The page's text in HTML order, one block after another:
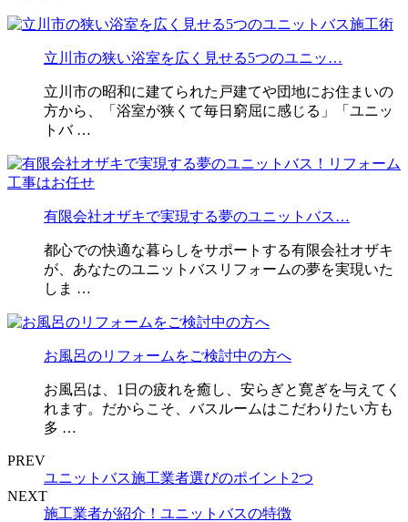
立川市の狭い浴室を広く見せる5つのユニッ…
立川市の昭和に建てられた戸建てや団地にお住まいの
方から、「浴室が狭くて毎日窮屈に感じる」「ユニッ
トバ …
有限会社オザキで実現する夢のユニットバス…
都心での快適な暮らしをサポートする有限会社オザキ
が、あなたのユニットバスリフォームの夢を実現いた
しま …
お風呂のリフォームをご検討中の方へ
お風呂は、1日の疲れを癒し、安らぎと寛ぎを与えてく
れます。だからこそ、バスルームはこだわりたい方も
多 …
PREV
ユニットバス施工業者選びのポイント2つ
NEXT
施工業者が紹介！ユニットバスの特徴